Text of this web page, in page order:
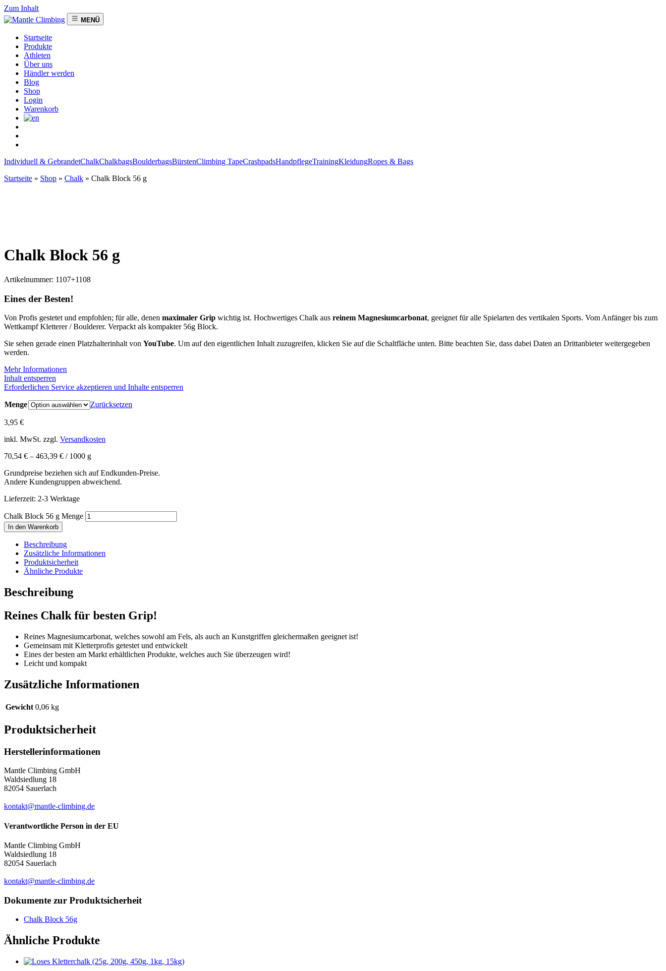
Zum Inhalt
MENÜ
Startseite
Produkte
Athleten
Über uns
Händler werden
Blog
Shop
Login
Warenkorb
Individuell & GebrandetChalkChalkbagsBoulderbagsBürstenClimbing TapeCrashpadsHandpflegeTrainingKleidungRopes & Bags
Startseite » Shop » Chalk » Chalk Block 56 g
Chalk Block 56 g
Artikelnummer: 1107+1108
Eines der Besten!
Von Profis gestetet und empfohlen; für alle, denen maximaler Grip wichtig ist. Hochwertiges Chalk aus reinem Magnesiumcarbonat, geeignet für alle Spielarten des vertikalen Sports. Vom Anfänger bis zum
Wettkampf Kletterer / Boulderer. Verpackt als kompakter 56g Block.
Sie sehen gerade einen Platzhalterinhalt von YouTube. Um auf den eigentlichen Inhalt zuzugreifen, klicken Sie auf die Schaltfläche unten. Bitte beachten Sie, dass dabei Daten an Drittanbieter weitergegeben
werden.
Mehr Informationen
Inhalt entsperren
Erforderlichen Service akzeptieren und Inhalte entsperren
Menge Zurücksetzen
3,95 €
inkl. MwSt. zzgl. Versandkosten
70,54 € – 463,39 € / 1000 g
Grundpreise beziehen sich auf Endkunden-Preise.
Andere Kundengruppen abweichend.
Lieferzeit: 2-3 Werktage
Chalk Block 56 g Menge
In den Warenkorb
Beschreibung
Zusätzliche Informationen
Produktsicherheit
Ähnliche Produkte
Beschreibung
Reines Chalk für besten Grip!
Reines Magnesiumcarbonat, welches sowohl am Fels, als auch an Kunstgriffen gleichermaßen geeignet ist!
Gemeinsam mit Kletterprofis getestet und entwickelt
Eines der besten am Markt erhältlichen Produkte, welches auch Sie überzeugen wird!
Leicht und kompakt
Zusätzliche Informationen
Gewicht 0,06 kg
Produktsicherheit
Herstellerinformationen
Mantle Climbing GmbH
Waldsiedlung 18
82054 Sauerlach
kontakt@mantle-climbing.de
Verantwortliche Person in der EU
Mantle Climbing GmbH
Waldsiedlung 18
82054 Sauerlach
kontakt@mantle-climbing.de
Dokumente zur Produktsicherheit
Chalk Block 56g
Ähnliche Produkte